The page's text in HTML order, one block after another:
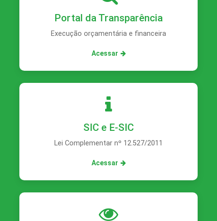
Portal da Transparência
Execução orçamentária e financeira
Acessar
SIC e E-SIC
Lei Complementar nº 12.527/2011
Acessar